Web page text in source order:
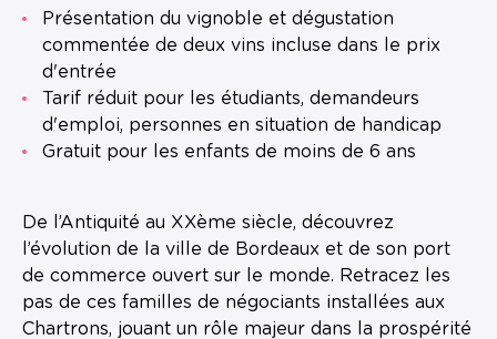
Présentation du vignoble et dégustation
commentée de deux vins incluse dans le prix
d'entrée
Tarif réduit pour les étudiants, demandeurs
d'emploi, personnes en situation de handicap
Gratuit pour les enfants de moins de 6 ans
De l’Antiquité au XXème siècle, découvrez
l’évolution de la ville de Bordeaux et de son port
de commerce ouvert sur le monde. Retracez les
pas de ces familles de négociants installées aux
Chartrons, jouant un rôle majeur dans la prospérité